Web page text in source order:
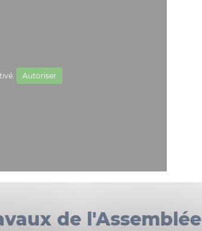
Autoriser
de l'Assemblée